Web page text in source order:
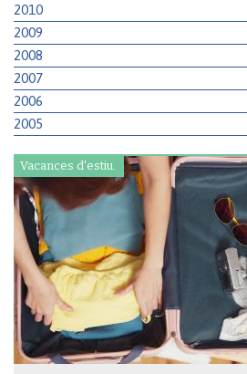
2010
2009
2008
2007
2006
2005
Vacances d'estiu.